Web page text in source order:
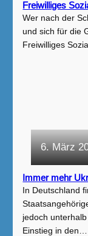
Freiwilliges
Wer nach der
und sich für die
Freiwilliges
6. März
Immer mehr
In Deutschland
jedoch
Einstieg in den…